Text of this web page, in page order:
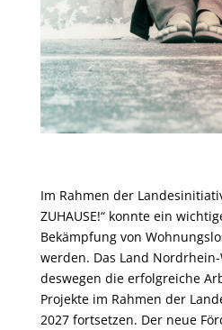
Im Rahmen der
ZUHAUSE!“ konnte ein
Bekämpfung von
werden. Das Land
deswegen die erfolgreiche
Projekte im Rahmen der
2027 fortsetzen. Der neue